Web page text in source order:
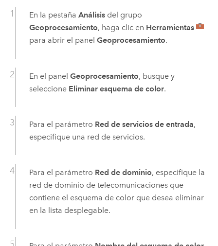
En la pestaña Análisisdel grupo
Geoprocesamiento, haga clic en Herramientas
para abrir el panel Geoprocesamiento.
En el panel Geoprocesamiento, busque y
seleccione Eliminar esquema de color.
Para el parámetro Red de servicios de entrada,
especifique una red de servicios.
Para el parámetro Red de dominio, especifique la
red de dominio de telecomunicaciones que
contiene el esquema de color que desea eliminar
en la lista desplegable.